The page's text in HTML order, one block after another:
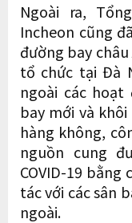
Ngoài ra,
Incheon cũng
đường bay châu
tổ chức tại Đà
ngoài các
bay mới và
hàng không,
nguồn cung
COVID-19
tác với các sân
ngoài.